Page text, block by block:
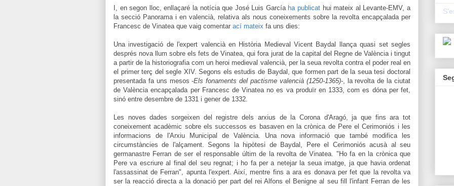
I, en segon lloc, enllaçaré la notícia que José Luis García ha publicat hui mateix al Levante-EMV, a
la secció Panorama i en valencià, relativa als nous coneixements sobre la revolta encapçalada per
Francesc de Vinatea que vaig comentar ací mateix fa uns dies:
Una investigació de l'expert valencià en Història Medieval Vicent Baydal llança quasi set segles
després nova llum sobre els fets de Vinatea, qui fora jurat de la capital del Regne de València i tingut
a partir de la historiografia com un heroi medieval valencià, per la seua revolta contra el poder real en
el primer terç del segle XIV. Segons els estudis de Baydal, que formen part de la seua tesi doctoral
presentada fa uns mesos -Els fonaments del pactisme valencià (1250-1365)-, la revolta de la ciutat
de València encapçalada per Francesc de Vinatea no es va produïr en 1333, com es dóna per fet,
sinó entre desembre de 1331 i gener de 1332.
Les noves dades sorgeixen del registre dels arxius de la Corona d'Aragó, ja que fins ara tot
coneixement acadèmic sobre els successos es basaven en la crònica de Pere el Cerimoniós i les
informacions de l'Arxiu Municipal de València. Una nova informació que també modifica les
circumstàncies de l'alçament. Segons la hipòtesi de Baydal, Pere el Cerimoniós acusà al seu
germanastre Ferran de ser el responsable últim de la revolta de Vinatea. "Ho fa en la crònica que
Pere va escriure al final del seu regnat; i ho fa per a netejar la seua imatge, ja que havia ordenat
l'assassinat de Ferran", apunta l'expert. Així, mentre fins a ara es donava per fet que la revolta va
ser la reacció directa a la donació per part del rei Alfons el Benigne al seu fill l'infant Ferran de les